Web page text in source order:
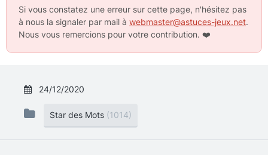
Si vous constatez une erreur sur cette page, n'hésitez pas
à nous la signaler par mail à webmaster@astuces-jeux.net.
Nous vous remercions pour votre contribution. ❤️
24/12/2020
Star des Mots (1014)